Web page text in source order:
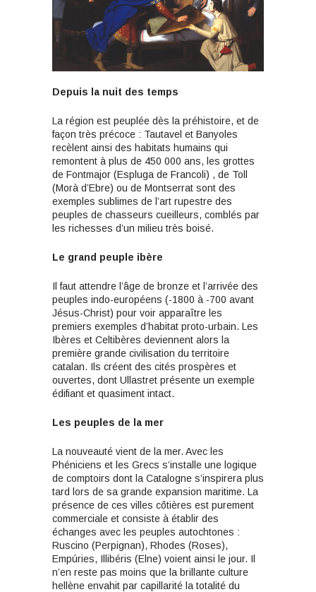
Depuis la nuit des temps
La région est peuplée dès la préhistoire, et de
façon très précoce : Tautavel et Banyoles
recèlent ainsi des habitats humains qui
remontent à plus de 450 000 ans, les grottes
de Fontmajor (Espluga de Francoli) , de Toll
(Morà d’Ebre) ou de Montserrat sont des
exemples sublimes de l’art rupestre des
peuples de chasseurs cueilleurs, comblés par
les richesses d’un milieu très boisé.
Le grand peuple ibère
Il faut attendre l’âge de bronze et l’arrivée des
peuples indo-européens (-1800 à -700 avant
Jésus-Christ) pour voir apparaître les
premiers exemples d’habitat proto-urbain. Les
Ibères et Celtibères deviennent alors la
première grande civilisation du territoire
catalan. Ils créent des cités prospères et
ouvertes, dont Ullastret présente un exemple
édifiant et quasiment intact.
Les peuples de la mer
La nouveauté vient de la mer. Avec les
Phéniciens et les Grecs s’installe une logique
de comptoirs dont la Catalogne s’inspirera plus
tard lors de sa grande expansion maritime. La
présence de ces villes côtières est purement
commerciale et consiste à établir des
échanges avec les peuples autochtones :
Ruscino (Perpignan), Rhodes (Roses),
Empúries, Illibéris (Elne) voient ainsi le jour. Il
n’en reste pas moins que la brillante culture
hellène envahit par capillarité la totalité du